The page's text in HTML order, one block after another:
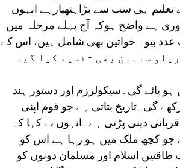
ہی سب سے بڑاہتھیارہے انہوں
ہے واضح ہوکہ آج پہلے مرحلہ میں
عدد بیوہ خواتین بھی شامل ہیں، اس کے
گھریلو سامان بھی تقسیم کیا گیا
پائے گی۔سیکولرزم اور دستور ہند
گی۔تاریخ بتاتی ہے جو قوم اپنی
دینی پڑتی ہے۔انہوں نے کہا کہ
جو کچھ ملک میں ہو رہا ہے اس کو
اسلام اور مسلمان دونوں کو